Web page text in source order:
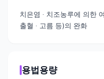
치은염 ∙ 치조농루에 의한
출혈 ∙ 고름 등)의 완화
용법용량